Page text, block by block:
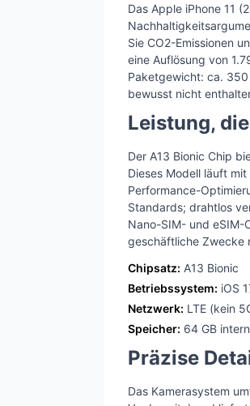
Das Apple iPhone 11
Sie CO2-Emissionen
eine Auflösung von
Paketgewicht: ca.
bewusst nicht
Leistung,
Der A13 Bionic Chip
Dieses Modell läuft
Performance-
Standards; drahtlos
Nano-SIM- und eSIM-
geschäftliche Zwecke
Chipsatz: A13 Bionic
Betriebssystem: iOS
Netzwerk: LTE (kein
Speicher: 64 GB
Präzise
Das Kamerasystem